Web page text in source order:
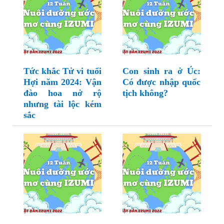
Tức khắc Tử vi tuổi
Hợi năm 2024: Vận
đào hoa nở rộ
nhưng tài lộc kém
sắc
Con sinh ra ở Úc:
Có được nhập quốc
tịch không?